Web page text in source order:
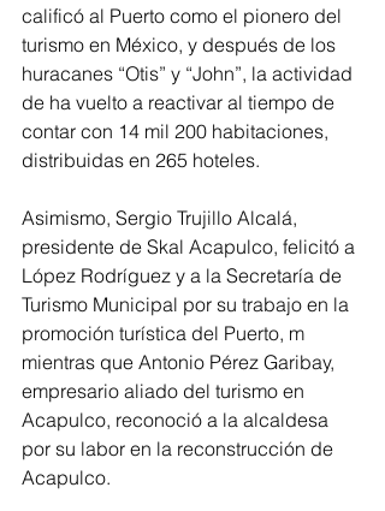
calificó al Puerto como el pionero del
turismo en México, y después de los
huracanes “Otis” y “John”, la actividad
de ha vuelto a reactivar al tiempo de
contar con 14 mil 200 habitaciones,
distribuidas en 265 hoteles.
Asimismo, Sergio Trujillo Alcalá,
presidente de Skal Acapulco, felicitó a
López Rodríguez y a la Secretaría de
Turismo Municipal por su trabajo en la
promoción turística del Puerto, m
mientras que Antonio Pérez Garibay,
empresario aliado del turismo en
Acapulco, reconoció a la alcaldesa
por su labor en la reconstrucción de
Acapulco.